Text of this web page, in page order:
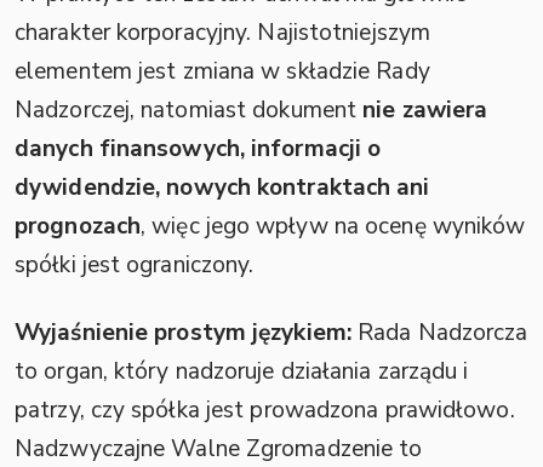
charakter korporacyjny. Najistotniejszym
elementem jest zmiana w składzie Rady
Nadzorczej, natomiast dokument nie zawiera
danych finansowych, informacji o
dywidendzie, nowych kontraktach ani
prognozach, więc jego wpływ na ocenę wyników
spółki jest ograniczony.
Wyjaśnienie prostym językiem:Rada Nadzorcza
to organ, który nadzoruje działania zarządu i
patrzy, czy spółka jest prowadzona prawidłowo.
Nadzwyczajne Walne Zgromadzenie to